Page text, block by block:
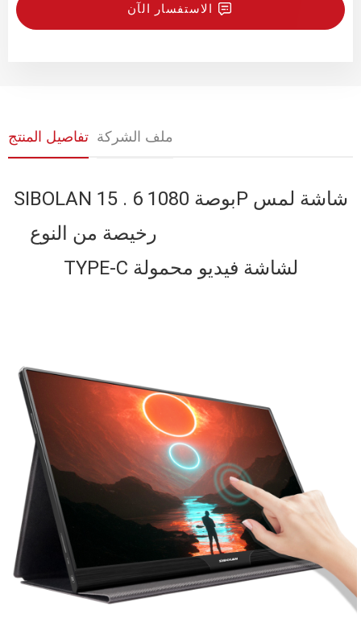
الاستفسار الآن
تفاصيل المنتج ملف الشركة
SIBOLAN 15 . 6 بوصة 1080P شاشة لمس
رخيصة من النوع C LAPTOP PS4 USB
TYPE-C لشاشة فيديو محمولة